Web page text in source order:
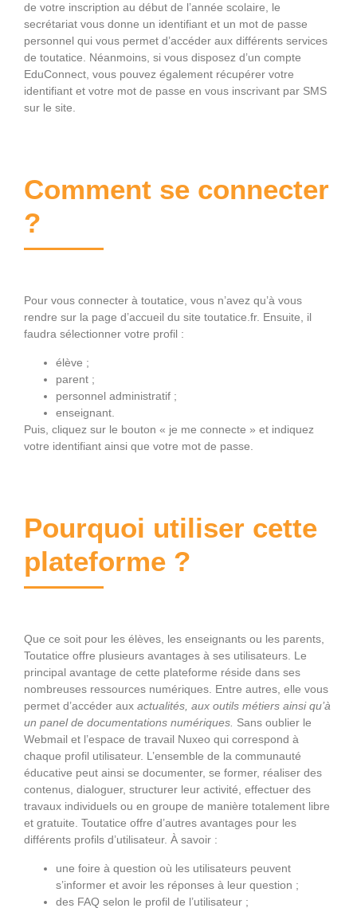
de votre inscription au début de l’année scolaire, le
secrétariat vous donne un identifiant et un mot de passe
personnel qui vous permet d’accéder aux différents services
de toutatice. Néanmoins, si vous disposez d’un compte
EduConnect, vous pouvez également récupérer votre
identifiant et votre mot de passe en vous inscrivant par SMS
sur le site.
Comment se connecter
?
Pour vous connecter à toutatice, vous n’avez qu’à vous
rendre sur la page d’accueil du site toutatice.fr. Ensuite, il
faudra sélectionner votre profil :
élève ;
parent ;
personnel administratif ;
enseignant.
Puis, cliquez sur le bouton « je me connecte » et indiquez
votre identifiant ainsi que votre mot de passe.
Pourquoi utiliser cette
plateforme ?
Que ce soit pour les élèves, les enseignants ou les parents,
Toutatice offre plusieurs avantages à ses utilisateurs. Le
principal avantage de cette plateforme réside dans ses
nombreuses ressources numériques. Entre autres, elle vous
permet d’accéder aux actualités, aux outils métiers ainsi qu’à
un panel de documentations numériques. Sans oublier le
Webmail et l’espace de travail Nuxeo qui correspond à
chaque profil utilisateur. L’ensemble de la communauté
éducative peut ainsi se documenter, se former, réaliser des
contenus, dialoguer, structurer leur activité, effectuer des
travaux individuels ou en groupe de manière totalement libre
et gratuite. Toutatice offre d’autres avantages pour les
différents profils d’utilisateur. À savoir :
une foire à question où les utilisateurs peuvent
s’informer et avoir les réponses à leur question ;
des FAQ selon le profil de l’utilisateur ;